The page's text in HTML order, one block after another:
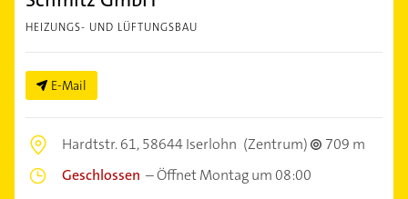
HEIZUNGS- UND LÜFTUNGSBAU
E-Mail
Hardtstr. 61,58644 Iserlohn (Zentrum)
709 m
Geschlossen –Öffnet Montag um 08:00